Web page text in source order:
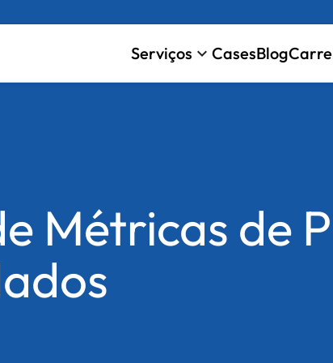
Serviços keyboard_arrow_down CasesBlog
Métricas de